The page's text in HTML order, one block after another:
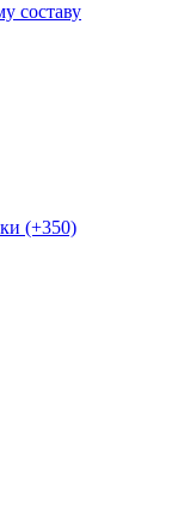
составу
(+350)